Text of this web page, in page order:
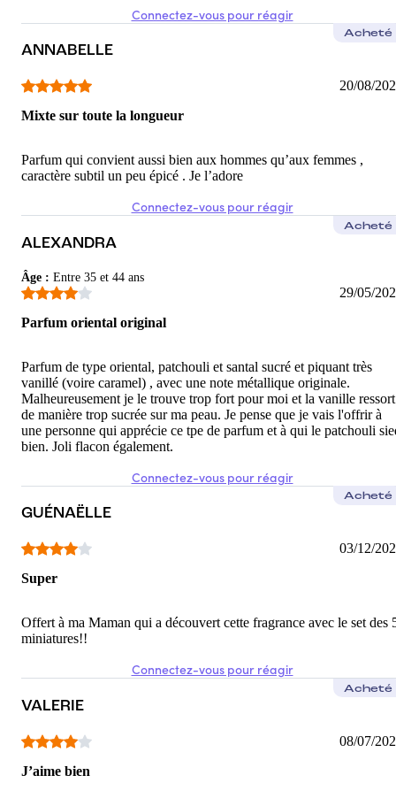
Connectez-vous pour réagir
ANNABELLE
Acheté
20/08/
Mixte sur toute la longueur
Parfum qui convient aussi bien aux hommes qu’aux femmes ,
caractère subtil un peu épicé . Je l’adore
Connectez-vous pour réagir
ALEXANDRA
Âge : Entre 35 et 44 ans
Acheté
29/05/
Parfum oriental original
Parfum de type oriental, patchouli et santal sucré et piquant très
vanillé (voire caramel) , avec une note métallique originale.
Malheureusement je le trouve trop fort pour moi et la vanille ressort
de manière trop sucrée sur ma peau. Je pense que je vais l'offrir à
une personne qui apprécie ce tpe de parfum et à qui le patchouli
bien. Joli flacon également.
Connectez-vous pour réagir
GUÉNAËLLE
Acheté
03/12/
Super
Offert à ma Maman qui a découvert cette fragrance avec le set des
miniatures!!
Connectez-vous pour réagir
VALERIE
Acheté
08/07/
J’aime bien